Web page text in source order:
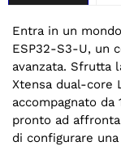
Entra in un
ESP32-S3-U, un
avanzata. Sfrutta
Xtensa dual-core
accompagnato da
pronto ad
di configurare